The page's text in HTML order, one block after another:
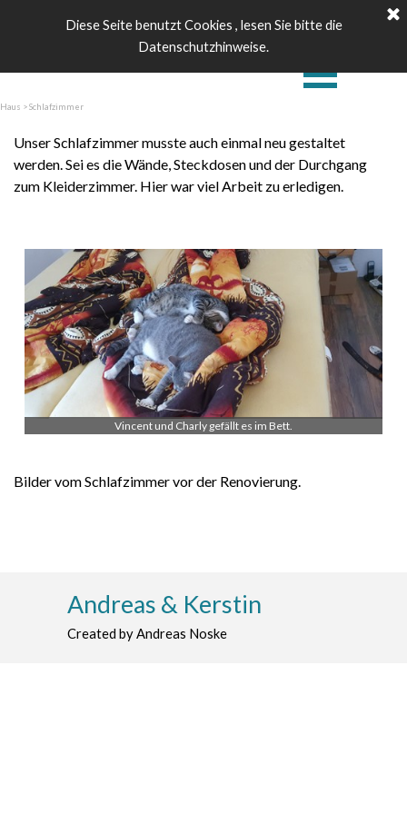
Diese Seite benutzt Cookies , lesen Sie bitte die
Datenschutzhinweise.
Eigenheim
Haus > Schlafzimmer
Unser Schlafzimmer musste auch einmal neu gestaltet
werden. Sei es die Wände, Steckdosen und der Durchgang
zum Kleiderzimmer. Hier war viel Arbeit zu erledigen.
Vincent und Charly gefällt es im Bett.
Bilder vom Schlafzimmer vor der Renovierung.
Created by Andreas Noske
Andreas & Kerstin